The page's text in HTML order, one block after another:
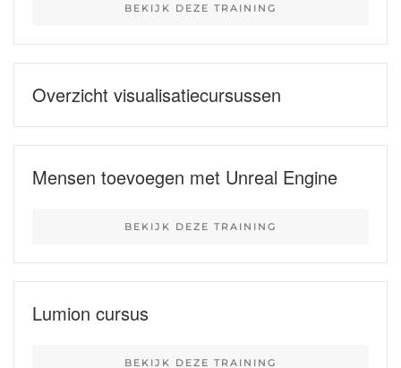
BEKIJK DEZE TRAINING
Overzicht visualisatiecursussen
Mensen toevoegen met Unreal Engine
BEKIJK DEZE TRAINING
Lumion cursus
BEKIJK DEZE TRAINING